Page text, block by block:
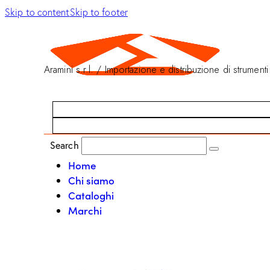
Skip to contentSkip to footer
Aramini s.r.l. / Importazione e distribuzione di strumenti
Search
Home
Chi siamo
Cataloghi
Marchi